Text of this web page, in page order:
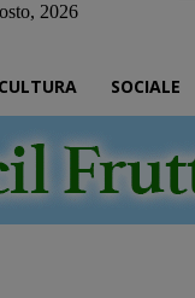
2026
CULTURA SOCIALE